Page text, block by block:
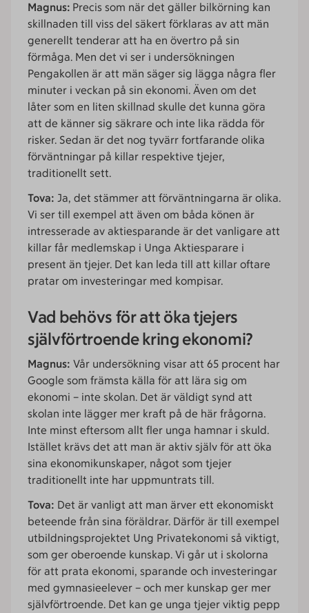
Magnus: Precis som när det gäller bilkörning kan
skillnaden till viss del säkert förklaras av att män
generellt tenderar att ha en övertro på sin
förmåga. Men det vi ser i undersökningen
Pengakollen är att män säger sig lägga några fler
minuter i veckan på sin ekonomi. Även om det
låter som en liten skillnad skulle det kunna göra
att de känner sig säkrare och inte lika rädda för
risker. Sedan är det nog tyvärr fortfarande olika
förväntningar på killar respektive tjejer,
traditionellt sett.
Tova: Ja, det stämmer att förväntningarna är olika.
Vi ser till exempel att även om båda könen är
intresserade av aktiesparande är det vanligare att
killar får medlemskap i Unga Aktiesparare i
present än tjejer. Det kan leda till att killar oftare
pratar om investeringar med kompisar.
Vad behövs för att öka tjejers
självförtroende kring ekonomi?
Magnus: Vår undersökning visar att 65 procent har
Google som främsta källa för att lära sig om
ekonomi – inte skolan. Det är väldigt synd att
skolan inte lägger mer kraft på de här frågorna.
Inte minst eftersom allt fler unga hamnar i skuld.
Istället krävs det att man är aktiv själv för att öka
sina ekonomikunskaper, något som tjejer
traditionellt inte har uppmuntrats till.
Tova: Det är vanligt att man ärver ett ekonomiskt
beteende från sina föräldrar. Därför är till exempel
utbildningsprojektet Ung Privatekonomi så viktigt,
som ger oberoende kunskap. Vi går ut i skolorna
för att prata ekonomi, sparande och investeringar
med gymnasieelever – och mer kunskap ger mer
självförtroende. Det kan ge unga tjejer viktig pepp